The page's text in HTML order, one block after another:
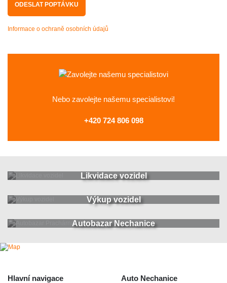
Informace o ochraně osobních údajů
Nebo zavolejte našemu specialistovi!
+420 724 806 098
Likvidace vozidel
Výkup vozidel
Autobazar Nechanice
Hlavní navigace Auto Nechanice